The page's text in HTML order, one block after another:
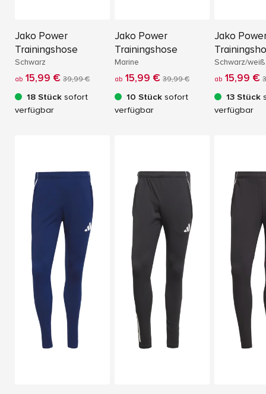
Jako Power
Trainingshose
Schwarz
ab 15,99 € 39,99 €
18 Stück sofort
verfügbar
Jako Power
Trainingshose
Marine
ab 15,99 € 39,99 €
10 Stück sofort
verfügbar
Jako
Schwarz/weiß
ab 15,99 €
13 Stück
verfügbar